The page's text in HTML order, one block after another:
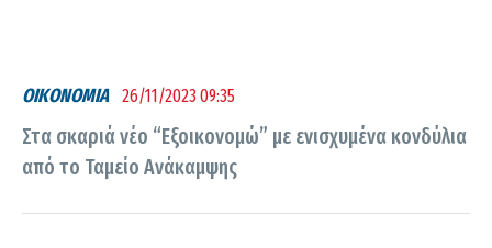
ΟΙΚΟΝΟΜΙΑ 26/11/2023 09:35
Στα σκαριά νέο “Εξοικονομώ” με ενισχυμένα κονδύλια
από το Ταμείο Ανάκαμψης